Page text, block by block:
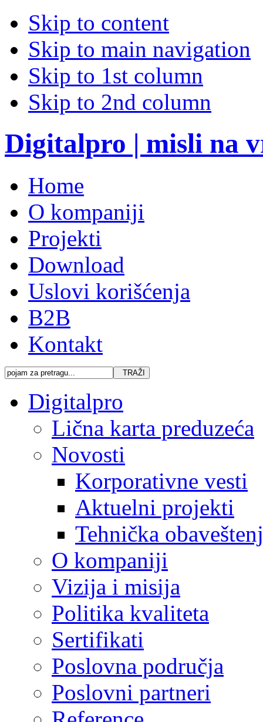
Skip to content
Skip to main navigation
Skip to 1st column
Skip to 2nd column
Digitalpro | misli na
Home
O kompaniji
Projekti
Download
Uslovi korišćenja
B2B
Kontakt
Digitalpro
Lična karta preduzeća
Novosti
Korporativne vesti
Aktuelni projekti
Tehnička
O kompaniji
Vizija i misija
Politika kvaliteta
Sertifikati
Poslovna područja
Poslovni partneri